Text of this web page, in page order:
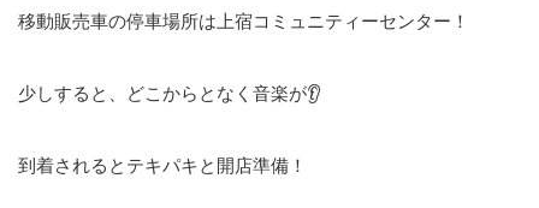
移動販売車の停車場所は上宿コミュニティーセンター！
少しすると、どこからとなく音楽が👂
到着されるとテキパキと開店準備！